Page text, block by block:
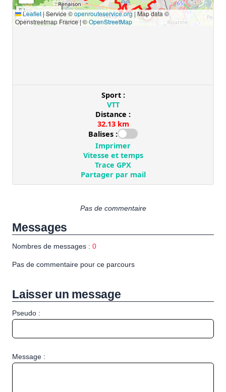
Pas de commentaire
Messages
Nombres de messages : 0
Pas de commentaire pour ce parcours
Laisser un message
Pseudo :
Message :